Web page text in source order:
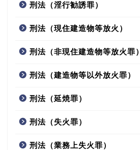
刑法（淫行勧誘罪）
刑法（現住建造物等放火）
刑法（非現住建造物等放火罪）
刑法（建造物等以外放火罪）
刑法（延焼罪）
刑法（失火罪）
刑法（業務上失火罪）